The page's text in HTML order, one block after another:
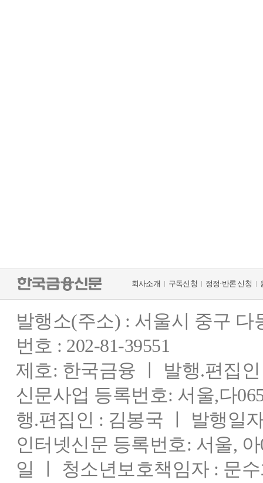
회사소개 구독신청 정정·반론 신청
발행소(주소) : 서울시 중구
번호 : 202-81-39551
제호: 한국금융 ㅣ 발행.편집
신문사업 등록번호: 서울,다
행.편집인 : 김봉국 ㅣ 발행일
인터넷신문 등록번호: 서울,
일 ㅣ 청소년보호책임자 : 문